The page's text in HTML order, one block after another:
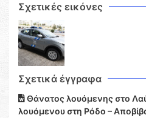
Σχετικές εικόνες
Σχετικά έγγραφα
Θάνατος λουόμενης στο
λουόμενου στη Ρόδο –